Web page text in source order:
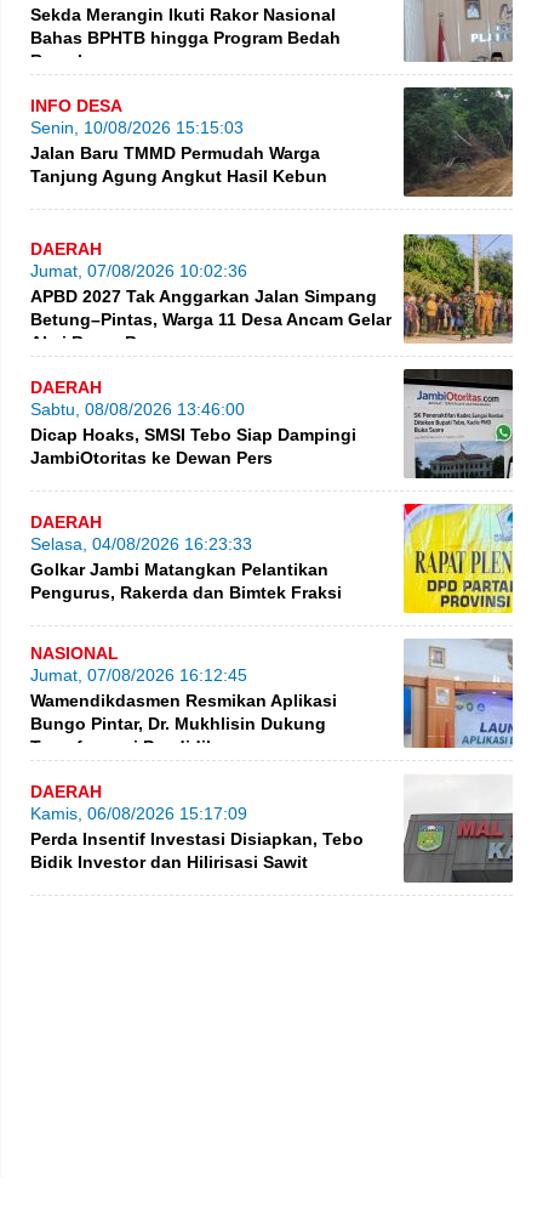
Sekda Merangin Ikuti Rakor Nasional
Bahas BPHTB hingga Program Bedah
Rumah
INFO DESA
Senin, 10/08/2026 15:15:03
Jalan Baru TMMD Permudah Warga
Tanjung Agung Angkut Hasil Kebun
DAERAH
Jumat, 07/08/2026 10:02:36
APBD 2027 Tak Anggarkan Jalan Simpang
Betung–Pintas, Warga 11 Desa Ancam Gelar
Aksi Besar-Besaran
DAERAH
Sabtu, 08/08/2026 13:46:00
Dicap Hoaks, SMSI Tebo Siap Dampingi
JambiOtoritas ke Dewan Pers
DAERAH
Selasa, 04/08/2026 16:23:33
Golkar Jambi Matangkan Pelantikan
Pengurus, Rakerda dan Bimtek Fraksi
NASIONAL
Jumat, 07/08/2026 16:12:45
Wamendikdasmen Resmikan Aplikasi
Bungo Pintar, Dr. Mukhlisin Dukung
Transformasi Pendidikan
DAERAH
Kamis, 06/08/2026 15:17:09
Perda Insentif Investasi Disiapkan, Tebo
Bidik Investor dan Hilirisasi Sawit